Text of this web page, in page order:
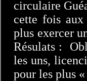
circulaire
cette fois aux
plus exercer
Résulats :
les uns,
pour les plus